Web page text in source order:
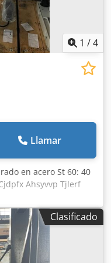
1 /4
Llamar
en acero St 60: 40
Ahsyvvp Tjlerf
del husillo
Husillo corto MK 3
293 mm Diámetro
– superficie
mesa mín./máx.:
ancho, separación: 2
Clasificado